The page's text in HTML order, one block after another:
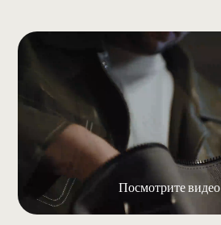
Посмотрите видео